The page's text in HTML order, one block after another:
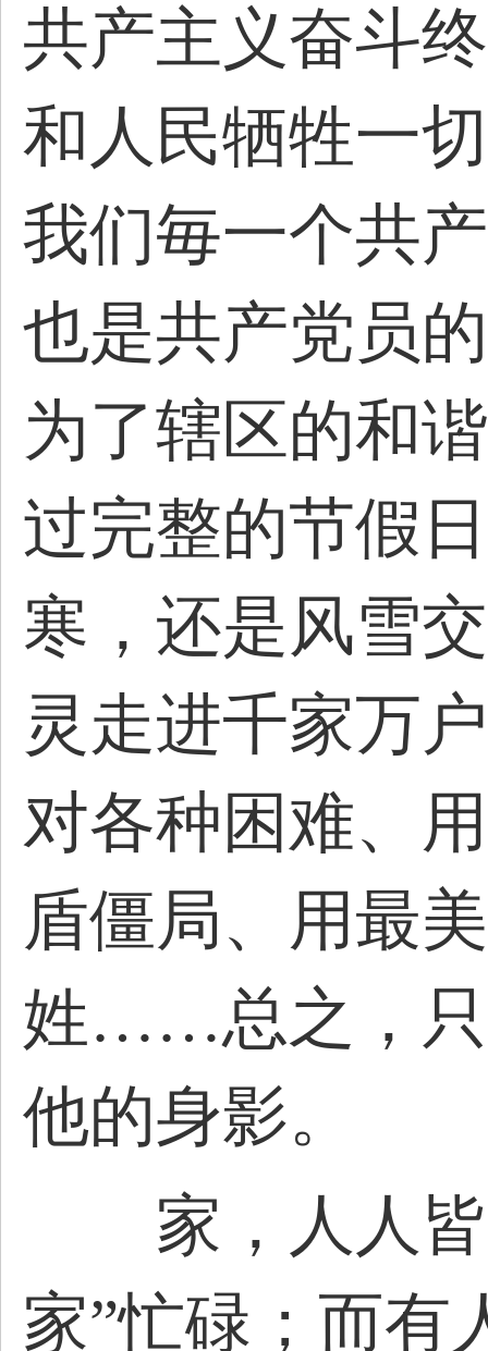
共产主义奋斗
和人民牺牲一
我们毎一个共
也是共产党员
为了辖区的和
过完整的节假
寒，还是风雪
灵走进千家万
对各种困难、
盾僵局、用最
姓……总之，只
他的身影。
家，人人皆
家”忙碌；而有